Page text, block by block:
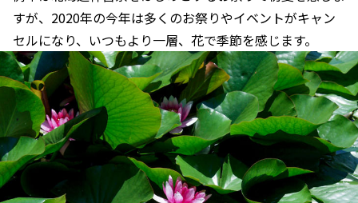
すが、2020年の今年は多くのお祭りやイベントがキャン
セルになり、いつもより一層、花で季節を感じます。